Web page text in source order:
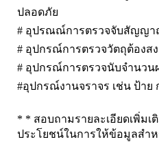
ปลอดภัย
# อุปรณณ์การตรวจจับสัญญ
# อุปกรณ์การตรวจวัตถุต้องส
# อุปกรณ์การตรวจนับจำนวน
#อุปกรณ์งานจราจร เช่น ป้าย
* * สอบถามรายละเอียดเพิ่ม
ประโยชน์ในการให้ข้อมูลสำ